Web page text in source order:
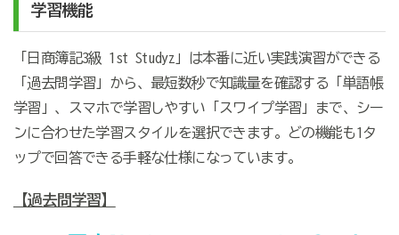
学習機能
「日商簿記3級 1st Studyz」は本番に近い実践演習ができる
「過去問学習」から、最短数秒で知識量を確認する「単語帳
学習」、スマホで学習しやすい「スワイプ学習」まで、シー
ンに合わせた学習スタイルを選択できます。どの機能も1タ
ップで回答できる手軽な仕様になっています。
【過去問学習】